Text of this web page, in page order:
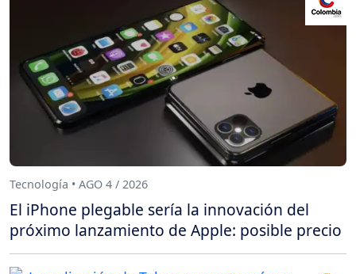
Tecnología • AGO 4 / 2026
El iPhone plegable sería la innovación del
próximo lanzamiento de Apple: posible precio